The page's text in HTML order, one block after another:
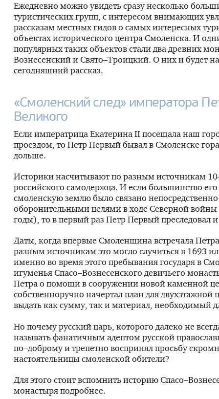
Ежедневно можно увидеть сразу несколько
туристических групп, с интересом внимающих
рассказам местных гидов о самых интересных
объектах исторического центра Смоленска. И
популярных таких объектов стали два древних
Вознесенский и Свято–Троицкий. О них и будет
сегодняшний рассказ.
«Смоленский след» императора
Великого
Если императрица Екатерина II посещала наш
проездом, то Петр Первый бывал в Смоленске
дольше.
Историки насчитывают по разным источникам
российского самодержца. И если большинство
смоленскую землю было связано
оборонительными целями в ходе Северной
годы), то в первый раз Петр Первый преследовал
Даты, когда впервые Смоленщина встречала
разным источникам это могло случиться в 1693
именно во время этого пребывания государя в
игуменья Спасо–Вознесенского девичьего
Петра о помощи в сооружении новой каменной
собственноручно начертал план для двухэтажной
выдать как сумму, так и материал, необходимый
Но почему русский царь, которого далеко не
называть фанатичным адептом русской
по–доброму и трепетно воспринял просьбу
настоятельницы смоленской обители?
Для этого стоит вспомнить историю
монастыря подробнее.